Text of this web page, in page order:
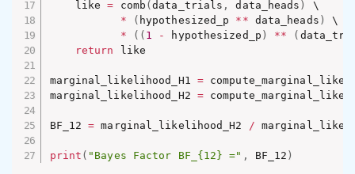
    like
= comb (data_trials , data_heads )
\
*
( hypothesized_p ** data_heads )
\
*
( ( 1 - hypothesized_p ) ** (
return
like
marginal_likelihood_H1 =
marginal_likelihood_H2 =
BF_12 = marginal_likelihood_H2 /
print ( "Bayes Factor BF_{12} =" , BF_12 )